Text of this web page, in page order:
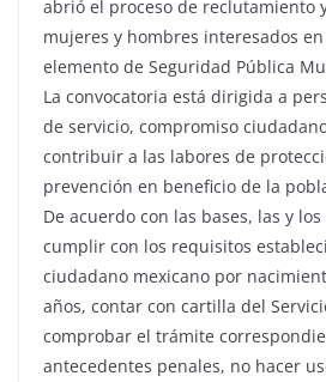
abrió el proceso de reclutamiento
mujeres y hombres interesados
elemento de Seguridad Pública
La convocatoria está dirigida a
de servicio, compromiso
contribuir a las labores de
prevención en beneficio de la
De acuerdo con las bases, las y
cumplir con los requisitos
ciudadano mexicano por
años, contar con cartilla del
comprobar el trámite
antecedentes penales, no hacer